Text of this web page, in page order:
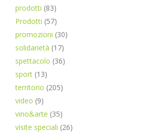
prodotti (83)
Prodotti (57)
promozioni (30)
solidarietà (17)
spettacolo (36)
sport (13)
territorio (205)
video (9)
vino&arte (35)
visite speciali (26)